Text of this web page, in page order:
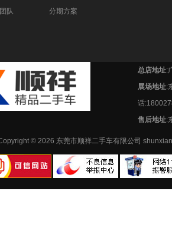
队
分期方案
总店地址:
展场地址:
话
售后地址:
© 2026 东莞市顺祥二手车有限公司